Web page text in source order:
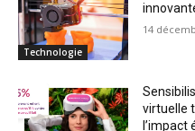
Technologie
14
virtuelle
l’impact